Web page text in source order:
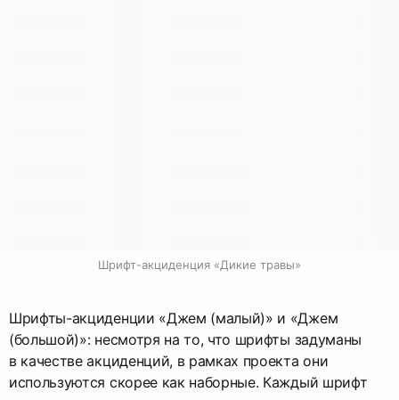
Шрифт-акциденция «Дикие травы»
Шрифты-акциденции «Джем (малый)» и «Джем
(большой)»: несмотря на то, что шрифты задуманы
в качестве акциденций, в рамках проекта они
используются скорее как наборные. Каждый шрифт